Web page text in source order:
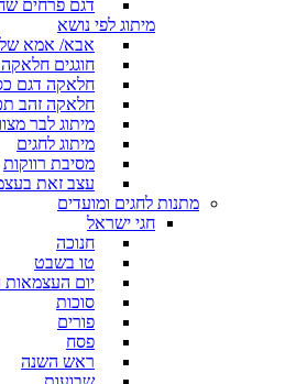
דגם פרחים
מיתוג לפי נושא
אבא/ אמא
חוגגים חלאקה
חלאקה דגם
חלאקה זהב
מיתוג לבר
מיתוג לחגים
מסיבת רווקות
עצב זאת
מתנות לחגים ומועדים
חגי ישראל
חנוכה
טו בשבט
יום העצמאות
סוכות
פורים
פסח
ראש השנה